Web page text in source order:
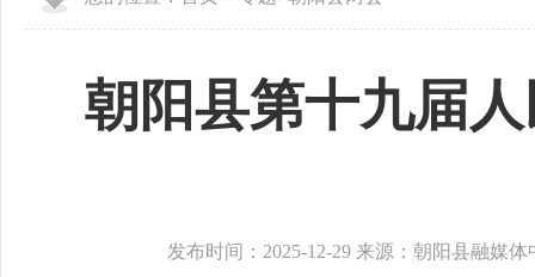
朝阳县第十九届
发布时间：2025-12-29 来源：朝阳县融媒体